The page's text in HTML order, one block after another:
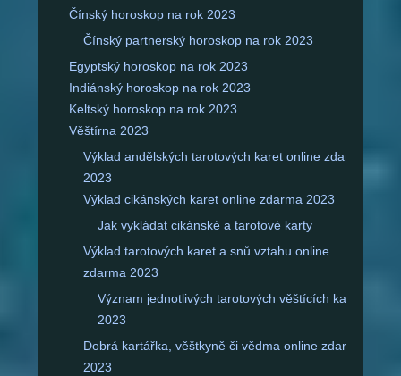
Čínský horoskop na rok 2023
Čínský partnerský horoskop na rok 2023
Egyptský horoskop na rok 2023
Indiánský horoskop na rok 2023
Keltský horoskop na rok 2023
Věštírna 2023
Výklad andělských tarotových karet online zdarma
2023
Výklad cikánských karet online zdarma 2023
Jak vykládat cikánské a tarotové karty
Výklad tarotových karet a snů vztahu online
zdarma 2023
Význam jednotlivých tarotových věštících karet
2023
Dobrá kartářka, věštkyně či vědma online zdarma
2023